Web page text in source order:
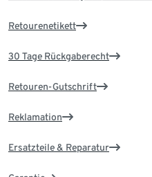
Retourenetikett
30 Tage Rückgaberecht
Retouren-Gutschrift
Reklamation
Ersatzteile & Reparatur